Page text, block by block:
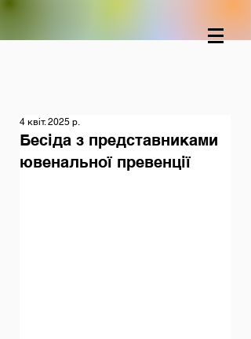
Бесіда з представниками
ювенальної превенції
4 квіт. 2025 р.